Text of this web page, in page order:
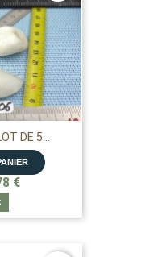
DE 5...
€